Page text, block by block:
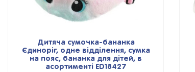
Дитяча сумочка-бананка
Єдиноріг, одне відділення, сумка
на пояс, бананка для дітей, в
асортименті ED18427